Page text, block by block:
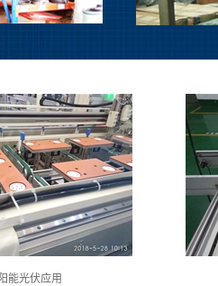
能光伏应用